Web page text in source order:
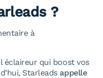
?
à
éclaireur qui boost vos
Starleads appelle